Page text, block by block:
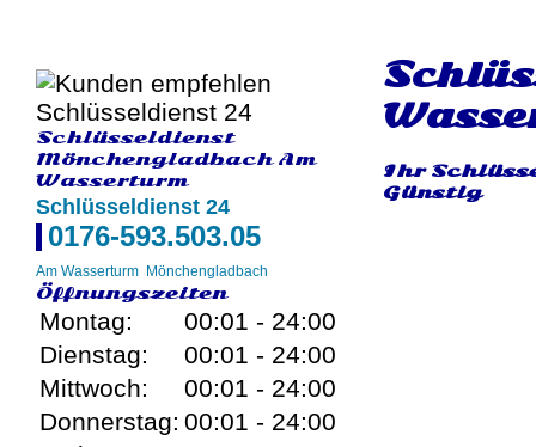
Schlüsseldienst
Mönchengladbach Am
Wasserturm
Schlüsseldienst 24
0176-593.503.05
Am Wasserturm Mönchengladbach
Öffnungszeiten
Montag:
00:01 - 24:00
Dienstag:
00:01 - 24:00
Mittwoch:
00:01 - 24:00
Donnerstag: 00:01 - 24:00
Ihr
Günstig